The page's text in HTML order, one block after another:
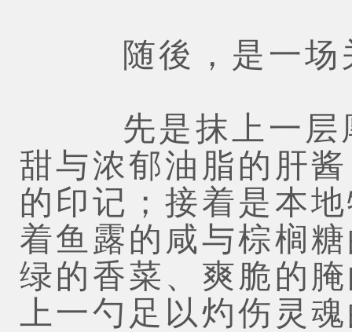
随後，是一场关
先是抹上一层厚
甜与浓郁油脂的肝
的印记；接着是本
着鱼露的咸与棕榈
绿的香菜、爽脆的
上一勺足以灼伤灵